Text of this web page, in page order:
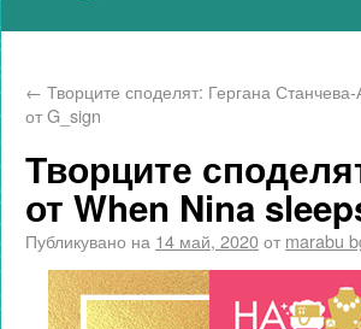
← Творците споделят: Гергана
от G_sign
Творците
от When Nina
Публикувано на 14 май, 2020от marabu